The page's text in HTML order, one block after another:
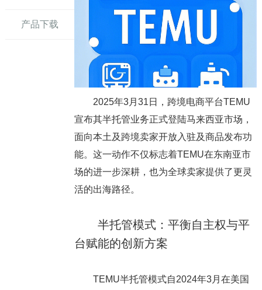
产品下载
2025年3月31日，跨境电商平台TEMU
宣布其半托管业务正式登陆马来西亚市场，
面向本土及跨境卖家开放入驻及商品发布功
能。这一动作不仅标志着TEMU在东南亚市
场的进一步深耕，也为全球卖家提供了更灵
活的出海路径。
半托管模式：平衡自主权与平
台赋能的创新方案
TEMU半托管模式自2024年3月在美国